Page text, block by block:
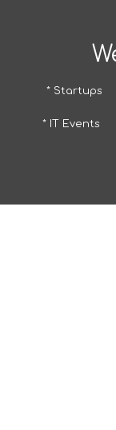
* Startups
* IT Events